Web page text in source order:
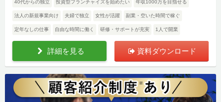
40代からの独立 投資型フランチャイズを始めたい 年収1000万を目指せる
法人の新規事業向け 夫婦で独立 女性が活躍 副業・空いた時間で稼ぐ
定年なしの仕事 自由な時間に働く 研修・サポートが充実 1人で開業
詳細を見る 資料ダウンロード